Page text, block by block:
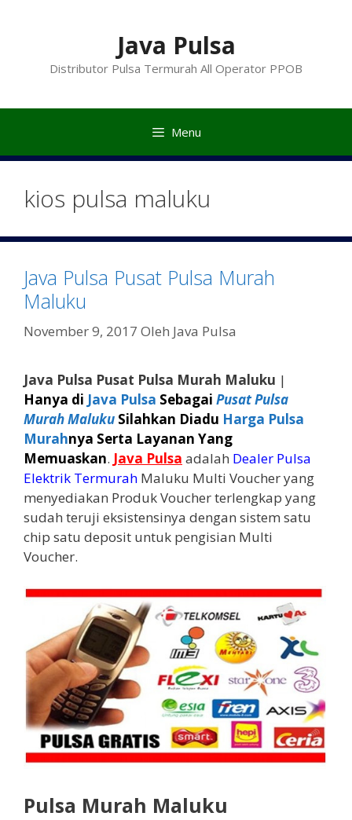
Java Pulsa
Distributor Pulsa Termurah All Operator PPOB
Menu
kios pulsa maluku
Java Pulsa Pusat Pulsa Murah
Maluku
November 9, 2017 Oleh Java Pulsa
Java Pulsa Pusat Pulsa Murah Maluku |
Hanya di Java Pulsa Sebagai Pusat Pulsa
Murah Maluku Silahkan Diadu Harga Pulsa
Murahnya Serta Layanan Yang
Memuaskan. Java Pulsa adalah Dealer Pulsa
Elektrik Termurah Maluku Multi Voucher yang
menyediakan Produk Voucher terlengkap yang
sudah teruji eksistensinya dengan sistem satu
chip satu deposit untuk pengisian Multi
Voucher.
Pulsa Murah Maluku